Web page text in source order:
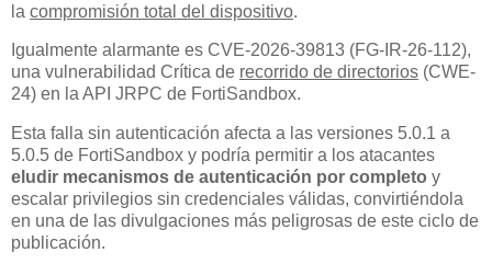
la compromisión total del dispositivo.
Igualmente alarmante es CVE-2026-39813 (FG-IR-26-112),
una vulnerabilidad Crítica de recorrido de directorios (CWE-
24) en la API JRPC de FortiSandbox.
Esta falla sin autenticación afecta a las versiones 5.0.1 a
5.0.5 de FortiSandbox y podría permitir a los atacantes
eludir mecanismos de autenticación por completo y
escalar privilegios sin credenciales válidas, convirtiéndola
en una de las divulgaciones más peligrosas de este ciclo de
publicación.